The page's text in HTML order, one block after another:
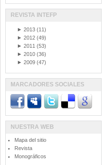
REVISTA INTEFP
► 2013 (11)
► 2012 (49)
► 2011 (53)
► 2010 (36)
► 2009 (47)
MARCADORES SOCIALES
NUESTRA WEB
Mapa del sitio
Revista
Monográficos